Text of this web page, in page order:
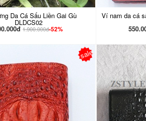
Da Cá Sấu Liền Gai Gù
DLDCS02
1.900.000đ-52%
Ví nam da cá
sale